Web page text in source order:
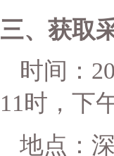
三、获取
时间：
11时，下
地点：